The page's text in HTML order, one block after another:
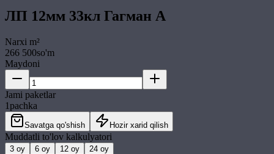
ЛП 12мм 33кл Гагман A
Narxi m²
266 500so'm
Maydoni
Jami paketlar
1pachka
Savatga qo'shish Hozir xarid qilish
Muddatli to'lov kalkulyatori
3 oy 6 oy 12 oy 24 oy